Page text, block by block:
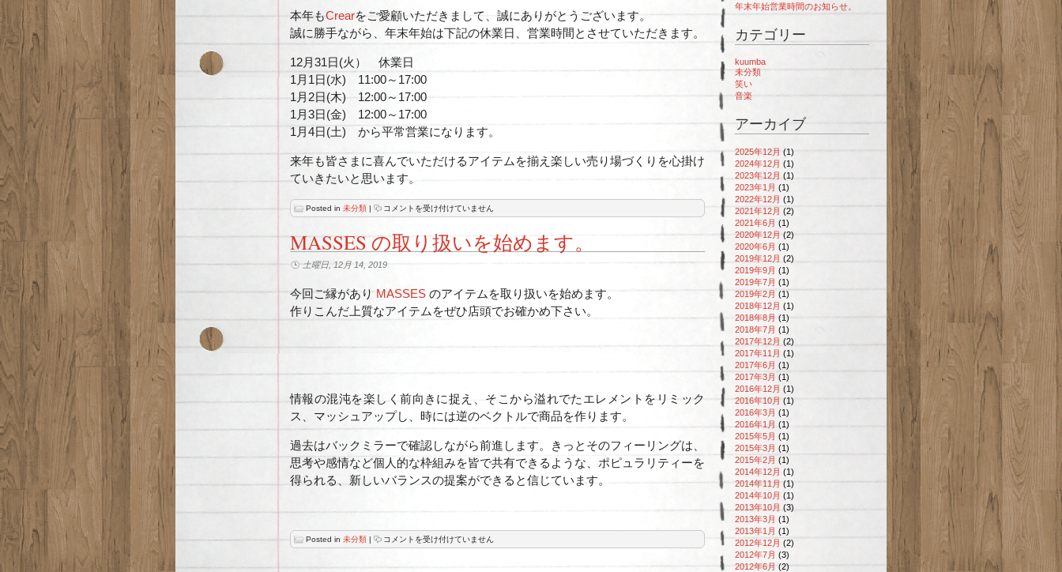
本年もCrearをご愛顧いただきまして、誠にありがとうございます。
誠に勝手ながら、年末年始は下記の休業日、営業時間とさせていただきます。
12月31日(火） 休業日
1月1日(水) 11:00～17:00
1月2日(木) 12:00～17:00
1月3日(金) 12:00～17:00
1月4日(土) から平常営業になります。
来年も皆さまに喜んでいただけるアイテムを揃え楽しい売り場づくりを心掛け
ていきたいと思います。
Posted in 未分類
年
末
始
の
業
間
の
お
コメントを受け付けていません
MASSES の取り扱いを始めます。
土曜日, 12月 14, 2019
今回ご縁があり MASSES のアイテムを取り扱いを始めます。
作りこんだ上質なアイテムをぜひ店頭でお確かめ下さい。
情報の混沌を楽しく前向きに捉え、そこから溢れでたエレメントをリミック
ス、マッシュアップし、時には逆のベクトルで商品を作ります。
過去はバックミラーで確認しながら前進します。きっとそのフィーリングは、
思考や感情など個人的な枠組みを皆で共有できるような、ポピュラリティーを
得られる、新しいバランスの提案ができると信じています。
Posted in 未分類 |
MASSES
の
コメントを受け付けていません
年末年始営業時間のお知らせ。
カテゴリー
kuumba
未分類
笑い
音楽
アーカイブ
2025年12月 (1)
2024年12月 (1)
2023年12月 (1)
2023年1月 (1)
2022年12月 (1)
2021年12月 (2)
2021年6月 (1)
2020年12月 (2)
2020年6月 (1)
2019年12月 (2)
2019年9月 (1)
2019年7月 (1)
2019年2月 (1)
2018年12月 (1)
2018年8月 (1)
2018年7月 (1)
2017年12月 (2)
2017年11月 (1)
2017年6月 (1)
2017年3月 (1)
2016年12月 (1)
2016年10月 (1)
2016年3月 (1)
2016年1月 (1)
2015年5月 (1)
2015年3月 (1)
2015年2月 (1)
2014年12月 (1)
2014年11月 (1)
2014年10月 (1)
2013年10月 (3)
2013年3月 (1)
2013年1月 (1)
2012年12月 (2)
2012年7月 (3)
2012年6月 (2)